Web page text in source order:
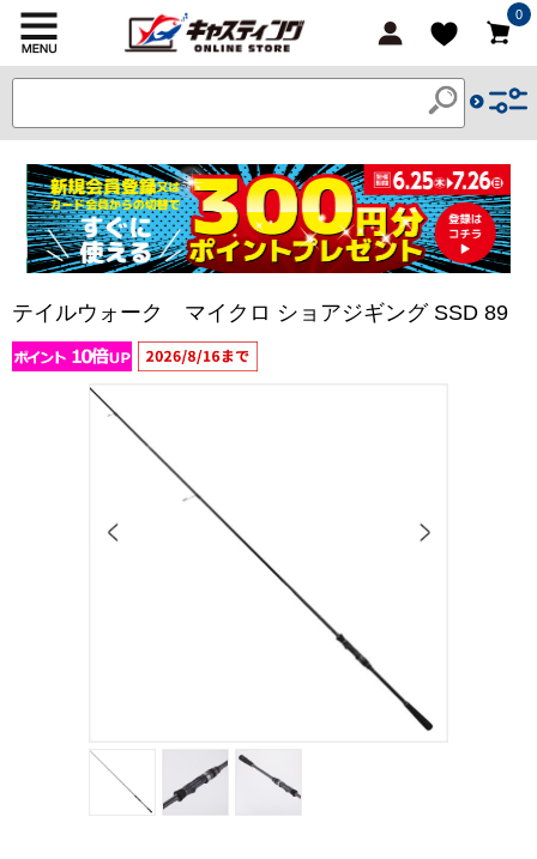
0
テイルウォーク マイクロ ショアジギング SSD 89